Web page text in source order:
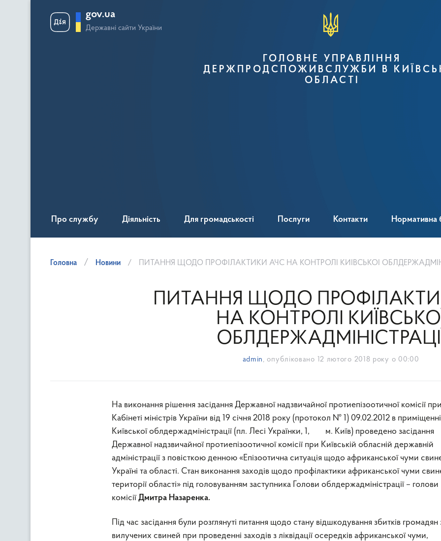
gov.ua
Державні сайти України
ГОЛОВНЕ УПРАВЛІННЯ
ДЕРЖПРОДСПОЖИВСЛУЖБИ В
ОБЛАСТІ
Про службу Діяльність Для громадськості Послуги Контакти Нормативна
Головна Новини ПИТАННЯ ЩОДО ПРОФІЛАКТИКИ АЧС НА КОНТРОЛІ КИЇВСЬКОЇ
ПИТАННЯ ЩОДО
НА КОНТРОЛІ
admin , опубліковано 12 лютого 2018 року о 00:00
На виконання рішення засідання Державної надзвичайної протиепізоотичної комісії при
Кабінеті міністрів України від 19 січня 2018 року (протокол № 1) 09.02.2012 в приміщенні
Київської облдержадміністрації (пл. Лесі Українки, 1, м. Київ) проведено засідання
Державної надзвичайної протиепізоотичної комісії при Київській обласній державній
адміністрації з повісткою денною «Епізоотична ситуація щодо африканської чуми
Україні та області. Стан виконання заходів щодо профілактики африканської чуми
території області» під головуванням заступника Голови облдержадміністрації – голови
комісії Дмитра Назаренка.
Під час засідання були розглянуті питання щодо стану відшкодування збитків громадян
вилучених свиней при проведенні заходів з ліквідації осередків африканської чуми,